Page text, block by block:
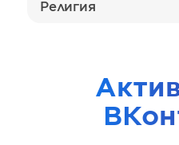
Религия